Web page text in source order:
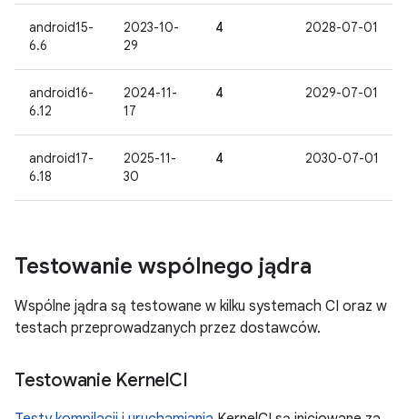
android15-
6.6
2023-10-
29
4 2028-07-01
android16-
6.12
2024-11-
17
4 2029-07-01
android17-
6.18
2025-11-
30
4 2030-07-01
Testowanie wspólnego jądra
Wspólne jądra są testowane w kilku systemach CI oraz w
testach przeprowadzanych przez dostawców.
Testowanie KernelCI